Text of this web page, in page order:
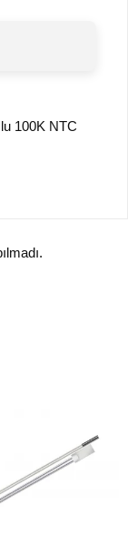
100K NTC